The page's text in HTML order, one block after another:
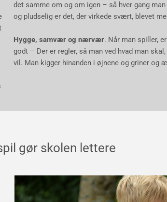
det samme om og om igen – så hver gang
og pludselig er det, der virkede svært, blevet
Hygge, samvær og nærvær. Når man spiller,
godt – Der er regler, så man ved hvad man
vil. Man kigger hinanden i øjnene og griner og
gør skolen lettere